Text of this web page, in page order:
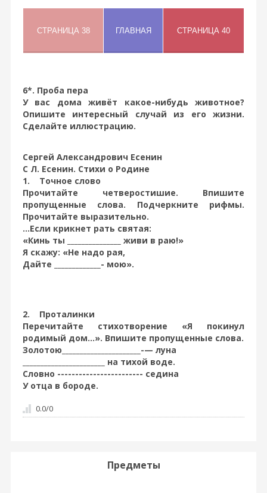
6*. Проба пера
У вас дома живёт какое-нибудь животное?
Опишите интересный случай из его жизни.
Сделайте иллюстрацию.
Сергей Александрович Есенин
С Л. Есенин. Стихи о Родине
1. Точное слово
Прочитайте четверостишие. Впишите
пропущенные слова. Подчеркните рифмы.
Прочитайте выразительно.
...Если крикнет рать святая:
«Кинь ты _______________ живи в раю!»
Я скажу: «Не надо рая,
Дайте _____________- мою».
2. Проталинки
Перечитайте стихотворение «Я покинул
родимый дом...». Впишите пропущенные слова.
Золотою______________________-— луна
_______________________ на тихой воде.
Словно ------------------------ седина
У отца в бороде.
0.0/0
Предметы